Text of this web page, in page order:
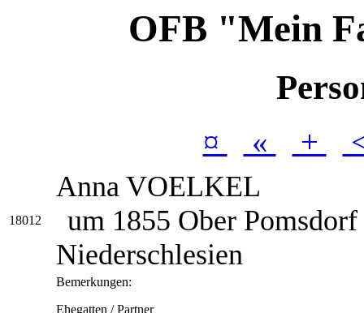
OFB "Mein
¤ « +
18012
Anna VOELKEL
um 1855 Ober
Niederschlesien
Bemerkungen:
Ehegatten / Partner